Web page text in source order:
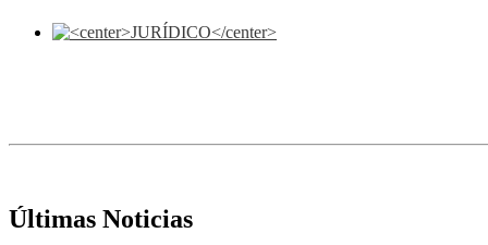
Últimas Noticias